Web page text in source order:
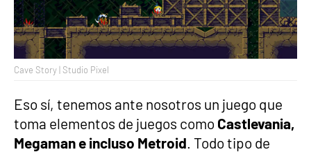
Cave Story | Studio Pixel
Eso sí, tenemos ante nosotros un juego que
toma elementos de juegos como Castlevania,
Megaman e incluso Metroid . Todo tipo de